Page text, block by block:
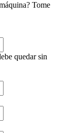
Tome
quedar sin